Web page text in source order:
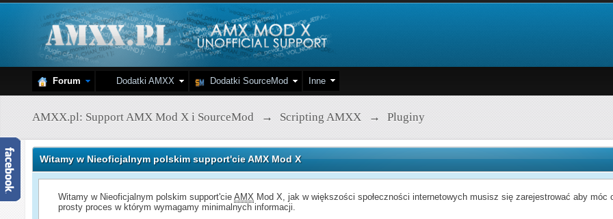
Forum Dodatki AMXX Dodatki SourceMod Inne
AMXX.pl: Support AMX Mod X i SourceMod → Scripting AMXX → Pluginy
Witamy w Nieoficjalnym polskim support'cie AMX Mod X
Witamy w Nieoficjalnym polskim support'cieAMX Mod X, jak w większości społeczności internetowych musisz się zarejestrować aby
prosty proces w którym wymagamy minimalnych informacji.